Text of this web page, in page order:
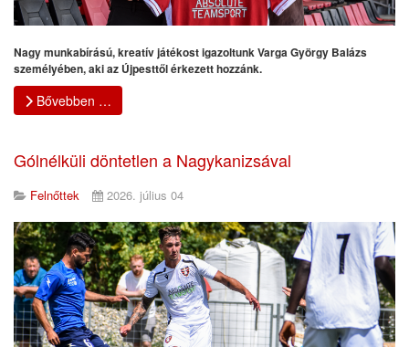
Nagy munkabírású, kreatív játékost igazoltunk Varga György Balázs
személyében, aki az Újpesttől érkezett hozzánk.
Bővebben …
Gólnélküli döntetlen a Nagykanizsával
Felnőttek 2026. július 04